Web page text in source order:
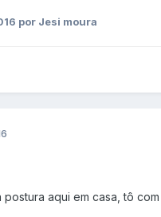
por Jesi moura
aqui em casa, tô